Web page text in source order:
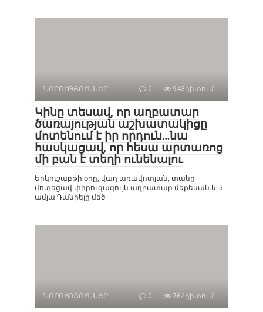
ՆՈՐՈՒԹՅՈՒՆՆԵՐ 0 943դիտում
Կինը տեսավ, որ աղբատար
ծառայության աշխատակիցը
մոտենում է իր որդուն…նա
հասկացավ, որ հեսա արտառոց
մի բան է տեղի ունենալու
Երկուշաբթի օրը, վաղ առավոտյան, տանը
մոտեցավ փիրուզագույն աղբատար մեքենան և 5
ամյա Դանիելը մեծ
ՆՈՐՈՒԹՅՈՒՆՆԵՐ 0 764դիտում